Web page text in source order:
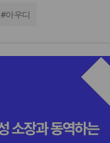
#아우디